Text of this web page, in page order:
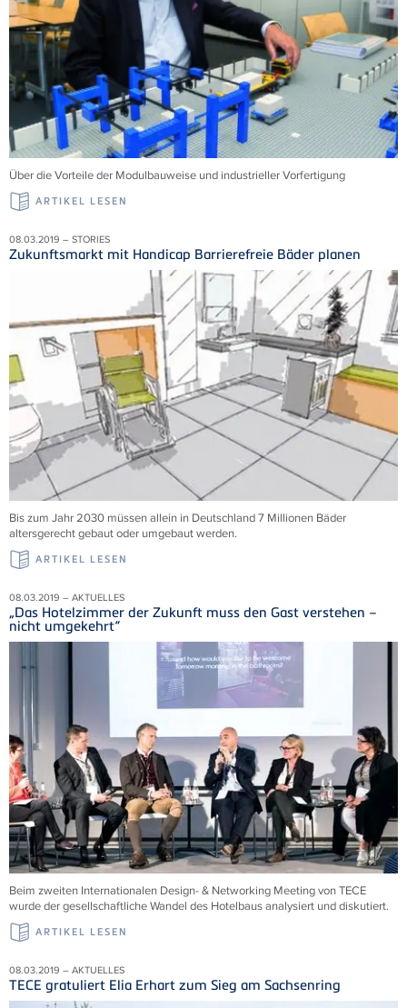
Über die Vorteile der Modulbauweise und industrieller Vorfertigung
ARTIKEL LESEN
08.03.2019 – STORIES
Zukunftsmarkt mit Handicap Barrierefreie Bäder planen
Bis zum Jahr 2030 müssen allein in Deutschland 7 Millionen Bäder
altersgerecht gebaut oder umgebaut werden.
ARTIKEL LESEN
08.03.2019 – AKTUELLES
„Das Hotelzimmer der Zukunft muss den Gast verstehen –
nicht umgekehrt“
Beim zweiten Internationalen Design- & Networking Meeting von TECE
wurde der gesellschaftliche Wandel des Hotelbaus analysiert und diskutiert.
ARTIKEL LESEN
08.03.2019 – AKTUELLES
TECE gratuliert Elia Erhart zum Sieg am Sachsenring